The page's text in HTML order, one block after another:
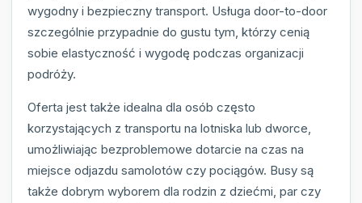
wygodny i bezpieczny transport. Usługa door-to-door
szczególnie przypadnie do gustu tym, którzy cenią
sobie elastyczność i wygodę podczas organizacji
podróży.
Oferta jest także idealna dla osób często
korzystających z transportu na lotniska lub dworce,
umożliwiając bezproblemowe dotarcie na czas na
miejsce odjazdu samolotów czy pociągów. Busy są
także dobrym wyborem dla rodzin z dziećmi, par czy